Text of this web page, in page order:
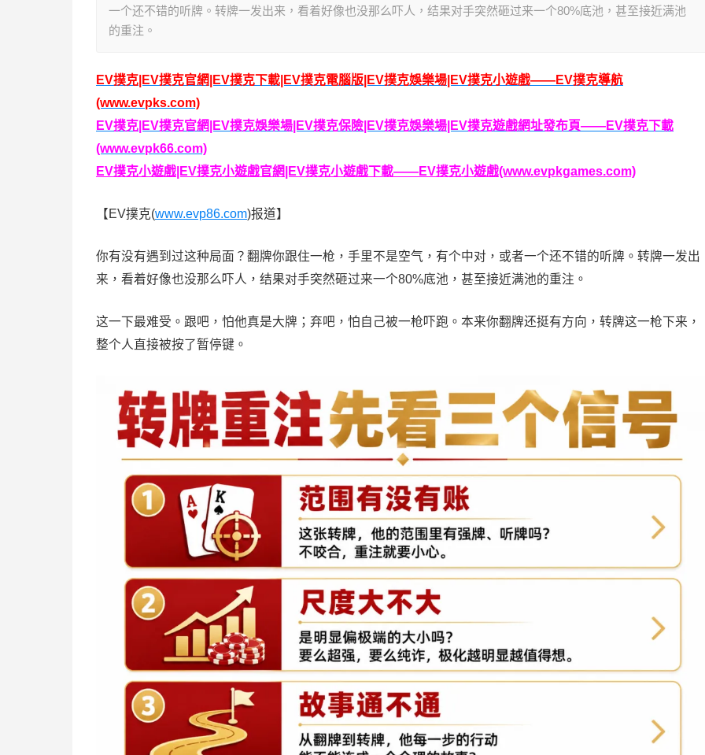
一个还不错的听牌。转牌一发出来，看着好像也没那么吓人，结果对手突然砸过来一个80%底池，甚至接近满池
的重注。
EV撲克|EV撲克官網|EV撲克下載|EV撲克電腦版|EV撲克娛樂場|EV撲克小遊戲——EV撲克導航
(www.evpks.com)
EV撲克|EV撲克官網|EV撲克娛樂場|EV撲克保險|EV撲克娛樂場|EV撲克遊戲網址發布頁——EV撲克下載
(www.evpk66.com)
EV撲克小遊戲|EV撲克小遊戲官網|EV撲克小遊戲下載——EV撲克小遊戲(www.evpkgames.com)
【EV撲克(www.evp86.com)报道】
你有没有遇到过这种局面？翻牌你跟住一枪，手里不是空气，有个中对，或者一个还不错的听牌。转牌一发出
来，看着好像也没那么吓人，结果对手突然砸过来一个80%底池，甚至接近满池的重注。
这一下最难受。跟吧，怕他真是大牌；弃吧，怕自己被一枪吓跑。本来你翻牌还挺有方向，转牌这一枪下来，
整个人直接被按了暂停键。